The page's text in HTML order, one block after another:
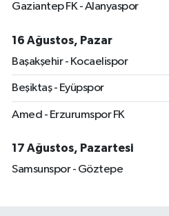
Gaziantep FK - Alanyaspor
16 Ağustos, Pazar
Başakşehir - Kocaelispor
Beşiktaş - Eyüpspor
Amed - Erzurumspor FK
17 Ağustos, Pazartesi
Samsunspor - Göztepe